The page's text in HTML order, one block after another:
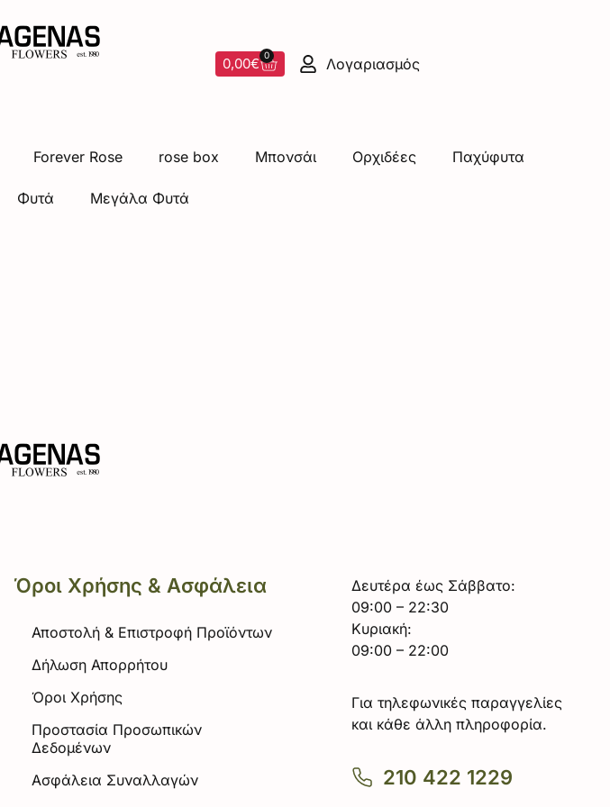
0,00€
0 Λογαριασμός
Forever Rose rose box Μπονσάι Ορχιδέες Παχύφυτα
Φυτά Μεγάλα Φυτά
Όροι Χρήσης & Ασφάλεια
Αποστολή & Επιστροφή Προϊόντων
Δήλωση Απορρήτου
Όροι Χρήσης
Προστασία Προσωπικών
Δεδομένων
Ασφάλεια Συναλλαγών
Δευτέρα έως Σάββατο:
09:00 – 22:30
Κυριακή:
09:00 – 22:00
Για τηλεφωνικές παραγγελίες
και κάθε άλλη πληροφορία.
210 422 1229